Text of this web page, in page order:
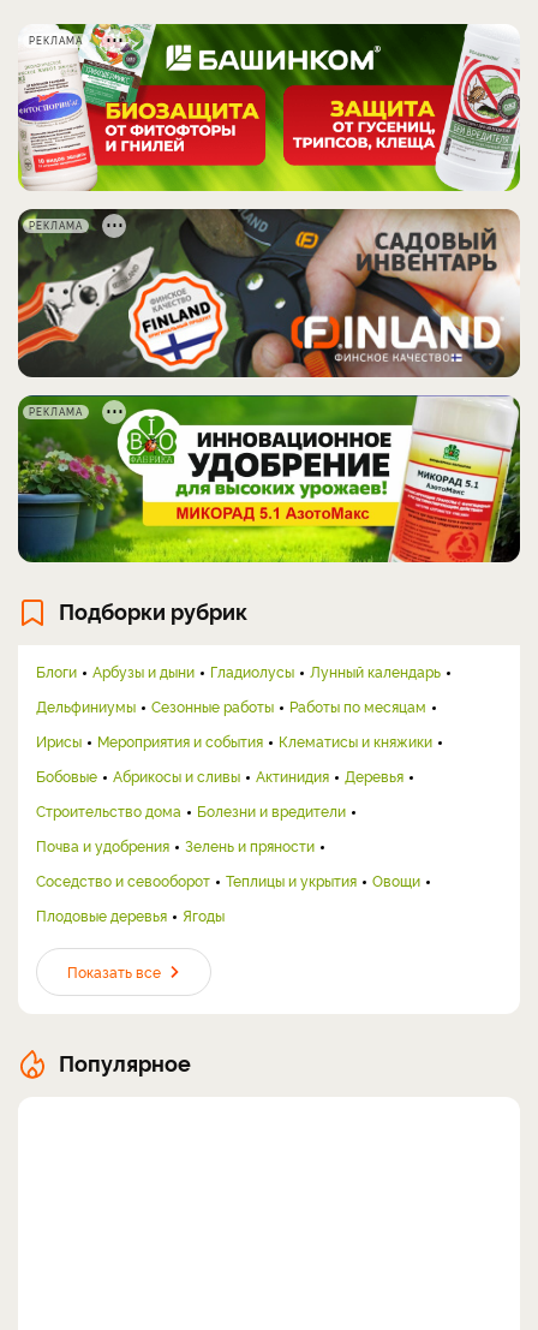
РЕКЛАМА
РЕКЛАМА
РЕКЛАМА
Подборки рубрик
Блоги Арбузы и дыни Гладиолусы
Лунный календарь
Дельфиниумы
Сезонные работы
Работы по месяцам
Ирисы
Мероприятия и события
Клематисы и княжики
Бобовые
Абрикосы и сливы Актинидия
Деревья
Строительство дома
Болезни и вредители
Почва и удобрения
Зелень и пряности
Соседство и севооборот
Теплицы и укрытия
Овощи
Плодовые деревья
Ягоды
Показать все
Популярное